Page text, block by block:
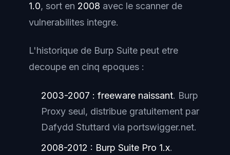
1.0, sort en 2008 avec le scanner de
vulnerabilites integre.
L'historique de Burp Suite peut etre
decoupe en cinq epoques :
2003-2007 : freeware naissant. Burp
Proxy seul, distribue gratuitement par
Dafydd Stuttard via portswigger.net.
2008-2012 : Burp Suite Pro 1.x.